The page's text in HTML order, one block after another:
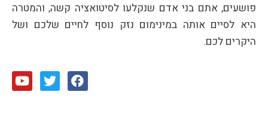
פושעים, אתם בני אדם שנקלעו לסיטואציה קשה, והמטרה
היא לסיים אותה במינימום נזק נוסף לחיים שלכם ושל
היקרים לכם.